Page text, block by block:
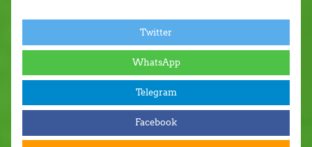
Twitter
WhatsApp
Telegram
Facebook